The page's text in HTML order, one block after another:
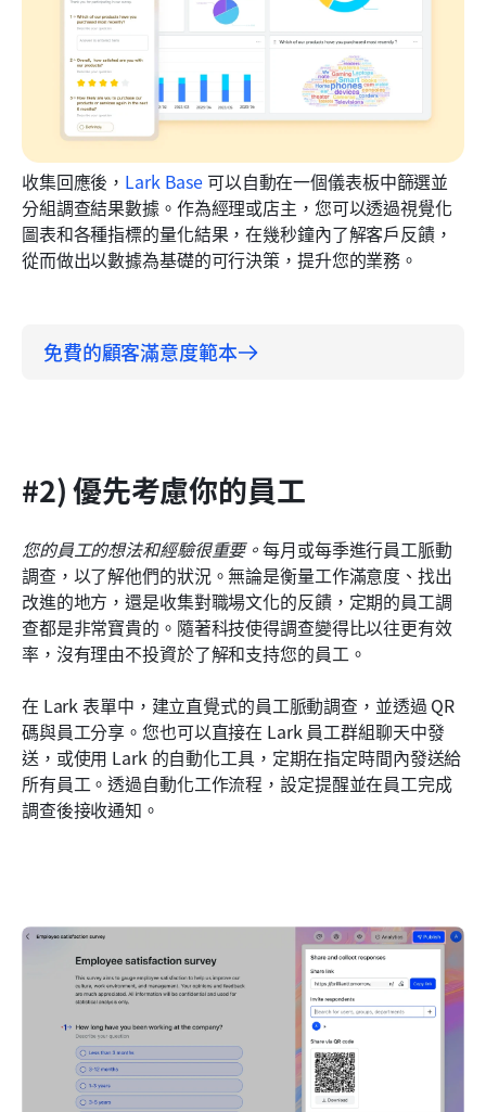
收集回應後， Lark Base 可以自動在一個儀表板中篩選並
分組調查結果數據。作為經理或店主，您可以透過視覺化
圖表和各種指標的量化結果，在幾秒鐘內了解客戶反饋，
從而做出以數據為基礎的可行決策，提升您的業務。
免費的顧客滿意度範本
#2) 優先考慮你的員工
您的員工的想法和經驗很重要。每月或每季進行員工脈動
調查，以了解他們的狀況。無論是衡量工作滿意度、找出
改進的地方，還是收集對職場文化的反饋，定期的員工調
查都是非常寶貴的。隨著科技使得調查變得比以往更有效
率，沒有理由不投資於了解和支持您的員工。
在 Lark 表單中，建立直覺式的員工脈動調查，並透過 QR
碼與員工分享。您也可以直接在 Lark 員工群組聊天中發
送，或使用 Lark 的自動化工具，定期在指定時間內發送給
所有員工。透過自動化工作流程，設定提醒並在員工完成
調查後接收通知。